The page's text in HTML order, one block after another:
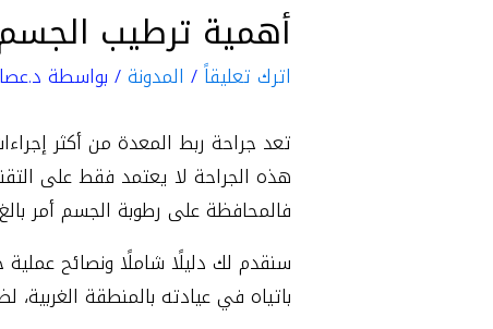
أهمية ترطيب
اترك تعليقاً/ المدونة/ بواسطة
تعد جراحة ربط المعدة من أكثر
هذه الجراحة لا يعتمد فقط على
فالمحافظة على رطوبة الجسم أمر
سنقدم لك دليلًا شاملًا ونصائح
باتياه في عيادته بالمنطقة الغربية،